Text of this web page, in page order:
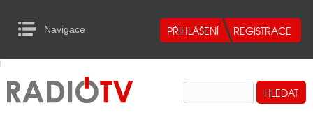
Navigace
RADIA
to Content